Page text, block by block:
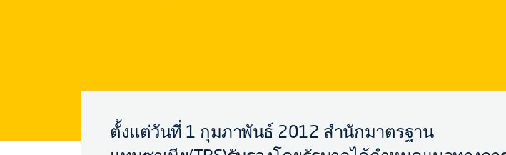
ตั้งแต่วันที่ 1 กุมภาพันธ์ 2012 สำนักมาตรฐาน